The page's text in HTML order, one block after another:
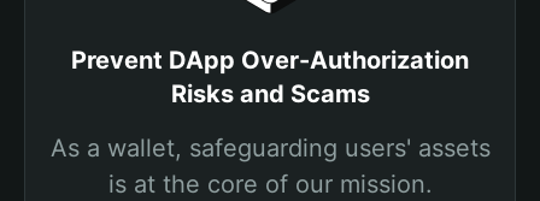
Prevent DApp Over-Authorization
Risks and Scams
As a wallet, safeguarding users' assets
is at the core of our mission.